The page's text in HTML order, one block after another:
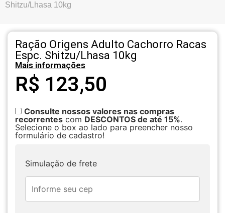
Shitzu/Lhasa 10kg
Ração Origens Adulto Cachorro Racas
Espc. Shitzu/Lhasa 10kg
Mais informações
R$ 123,50
Consulte nossos valores nas compras
recorrentes com DESCONTOS de até 15%.
Selecione o box ao lado para preencher nosso
formulário de cadastro!
Simulação de frete